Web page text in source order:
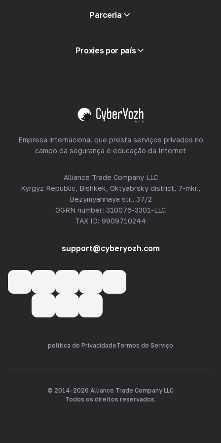
ACI Acesso
Parceria
Programa de parceria
Revendendo
Proxies por país
Ver tudo
Empresa internacional que presta serviços privados no
campo da segurança e educação da Internet
Alliance Trade Company LLC
Kyrgyz Republic, Bishkek, Oktyabrsky district, 7-mkr.,
Bezymyannaya str., 37/2
OGRN number: 310076-3301-LLC
TAX ID: 9909710244
support@cyberyozh.com
política de PrivacidadeTermos de Serviço
© 2014-2026 Alliance Trade Company LLC
Todos os direitos reservados.